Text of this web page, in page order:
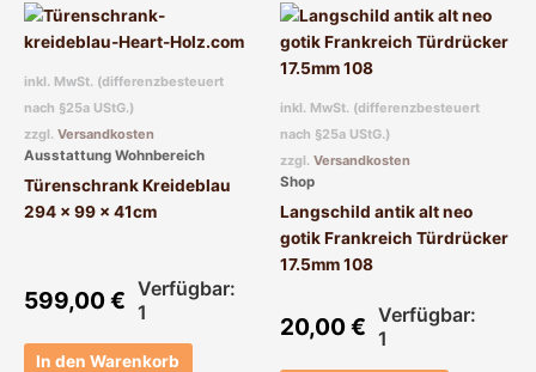
inkl. MwSt. (differenzbesteuert
nach §25a UStG.)
zzgl. Versandkosten
Ausstattung Wohnbereich
Türenschrank Kreideblau
294 x 99 x 41cm
599,00€ Verfügbar:
1
In den Warenkorb
inkl. MwSt. (differenzbesteuert
nach §25a UStG.)
zzgl. Versandkosten
Shop
Langschild antik alt neo
gotik Frankreich Türdrücker
17.5mm 108
20,00€ Verfügbar:
1